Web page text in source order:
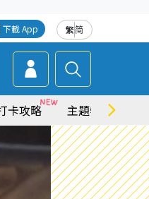
繁简
下載 App
卡攻略 主題特集